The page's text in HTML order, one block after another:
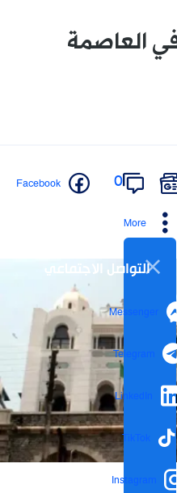
العاصمة
0
Facebook
More
التواصل الاجتماعي
Messenger
Telegram
LinkedIn
TikTok
Instagram